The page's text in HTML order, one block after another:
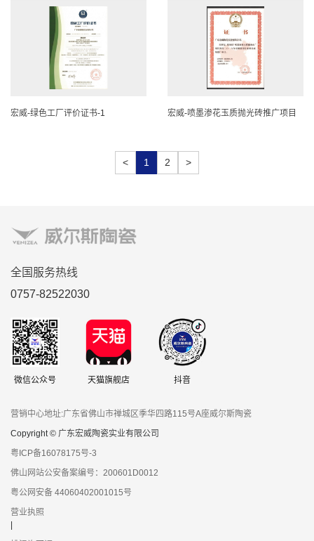
宏威-绿色工厂评价证书-1 宏威-喷墨渗花玉质抛光砖推广项目
< 1 2 >
全国服务热线
0757-82522030
微信公众号 天猫旗舰店 抖音
营销中心地址:广东省佛山市禅城区季华四路115号A座威尔斯陶瓷
Copyright © 广东宏威陶瓷实业有限公司
粤ICP备16078175号-3
佛山网站公安备案编号：200601D0012
粤公网安备 44060402001015号
营业执照
|